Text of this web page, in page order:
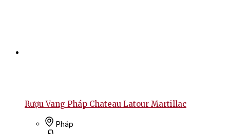
Rượu Vang Pháp Chateau Latour Martillac
Pháp